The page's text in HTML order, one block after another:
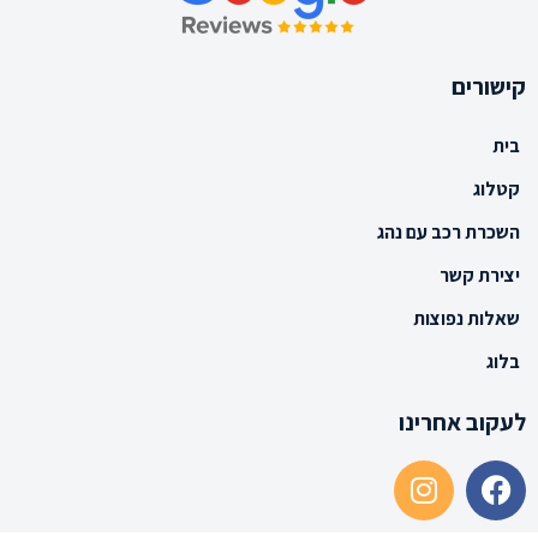
קישורים
בית
קטלוג
השכרת רכב עם נהג
יצירת קשר
שאלות נפוצות
בלוג
לעקוב אחרינו